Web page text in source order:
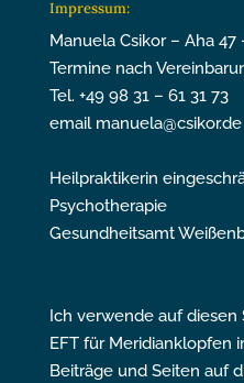
Impressum:
Manuela Csikor – Aha
Termine nach
Tel. +49 98 31 – 61 31 73
email manuela@csikor.de
Heilpraktikerin
Psychotherapie
Gesundheitsamt
Ich verwende auf
EFT für Meridianklopfen
Beiträge und Seiten auf